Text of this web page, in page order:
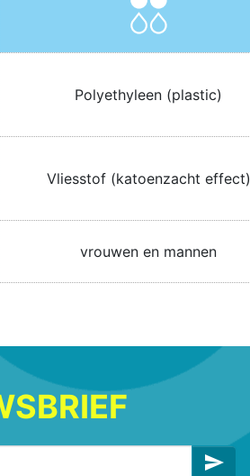
Polyethyleen (plastic)
Vliesstof (katoenzacht effect)
vrouwen en mannen
send